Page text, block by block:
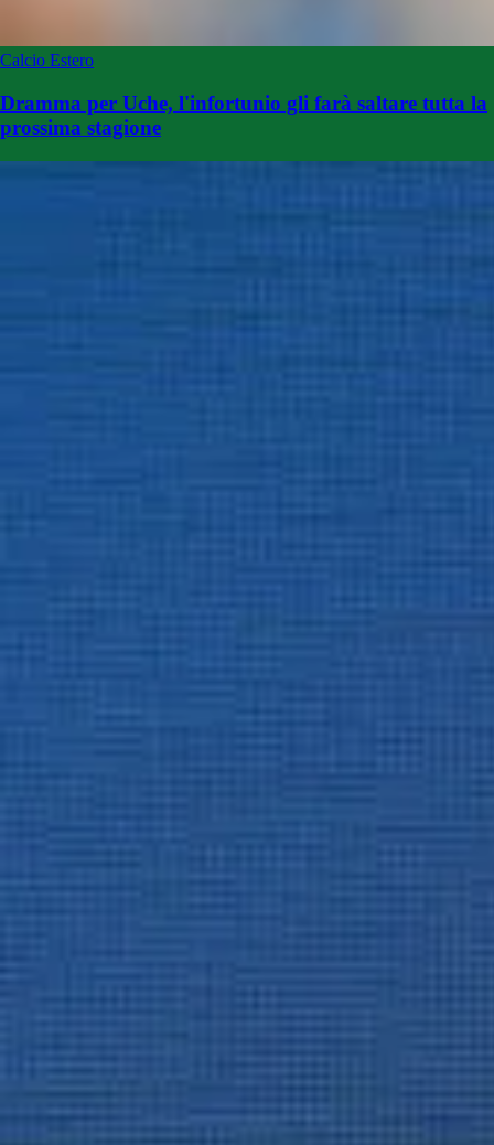
Calcio Estero
Dramma per Uche, l'infortunio gli farà saltare tutta la
prossima stagione